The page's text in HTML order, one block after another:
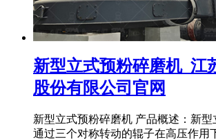
新型立式预粉碎磨机_江
股份有限公司官网
新型立式预粉碎磨机 产品概述：新
通过三个对称转动的辊子在高压作用